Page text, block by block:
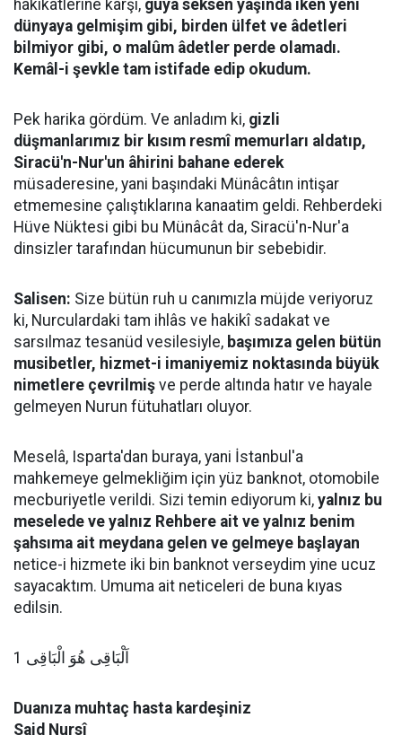
hakikatlerine karşı, güya seksen yaşında iken yeni
dünyaya gelmişim gibi, birden ülfet ve âdetleri
bilmiyor gibi, o malûm âdetler perde olamadı.
Kemâl-i şevkle tam istifade edip okudum.
Pek harika gördüm. Ve anladım ki, gizli
düşmanlarımız bir kısım resmî memurları aldatıp,
Siracü'n-Nur'un âhirini bahane ederek
müsaderesine, yani başındaki Münâcâtın intişar
etmemesine çalıştıklarına kanaatim geldi. Rehberdeki
Hüve Nüktesi gibi bu Münâcât da, Siracü'n-Nur'a
dinsizler tarafından hücumunun bir sebebidir.
Salisen: Size bütün ruh u canımızla müjde veriyoruz
ki, Nurculardaki tam ihlâs ve hakikî sadakat ve
sarsılmaz tesanüd vesilesiyle, başımıza gelen bütün
musibetler, hizmet-i imaniyemiz noktasında büyük
nimetlere çevrilmiş ve perde altında hatır ve hayale
gelmeyen Nurun fütuhatları oluyor.
Meselâ, Isparta'dan buraya, yani İstanbul'a
mahkemeye gelmekliğim için yüz banknot, otomobile
mecburiyetle verildi. Sizi temin ediyorum ki, yalnız bu
meselede ve yalnız Rehbere ait ve yalnız benim
şahsıma ait meydana gelen ve gelmeye başlayan
netice-i hizmete iki bin banknot verseydim yine ucuz
sayacaktım. Umuma ait neticeleri de buna kıyas
edilsin.
اَلْبَاقِى هُوَ الْبَاقِى 1
Duanıza muhtaç hasta kardeşiniz
Said Nursî